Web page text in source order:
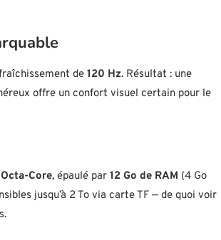
de 120 Hz. Résultat : une
offre un confort visuel certain pour le
Core, épaulé par 12 Go de RAM (4 Go
jusqu’à 2 To via carte TF — de quoi voir